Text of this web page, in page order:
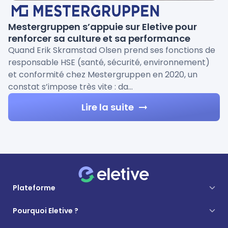
Mestergruppen s’appuie sur Eletive pour
renforcer sa culture et sa performance
Quand Erik Skramstad Olsen prend ses fonctions de
responsable HSE (santé, sécurité, environnement)
et conformité chez Mestergruppen en 2020, un
constat s’impose très vite : da…
Lire la suite
Plateforme
Pourquoi Eletive ?